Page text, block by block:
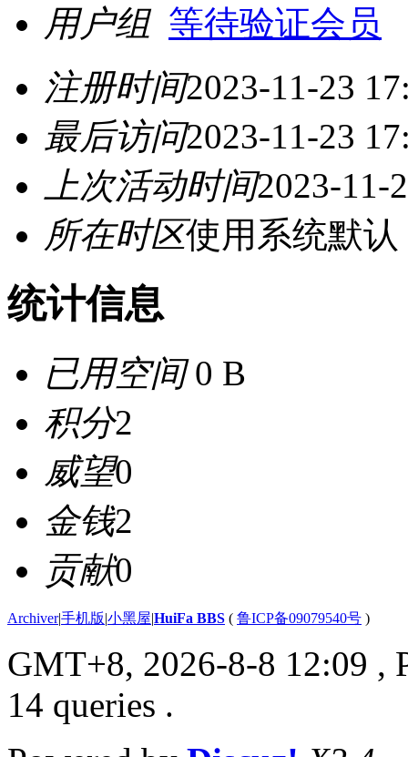
用户组 等待验证会员
注册时间2023-11-23
最后访问2023-11-23
上次活动时间2023-11-
所在时区使用系统默认
统计信息
已用空间0 B
积分2
威望0
金钱2
贡献0
Archiver|手机版|小黑屋|HuiFa BBS ( 鲁ICP备09079540号 )
GMT+8, 2026-8-8 12:09 ,
14 queries .